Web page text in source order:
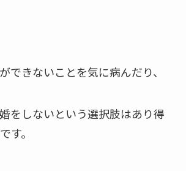
できないことを気に病んだり、
をしないという選択肢はあり得
す。